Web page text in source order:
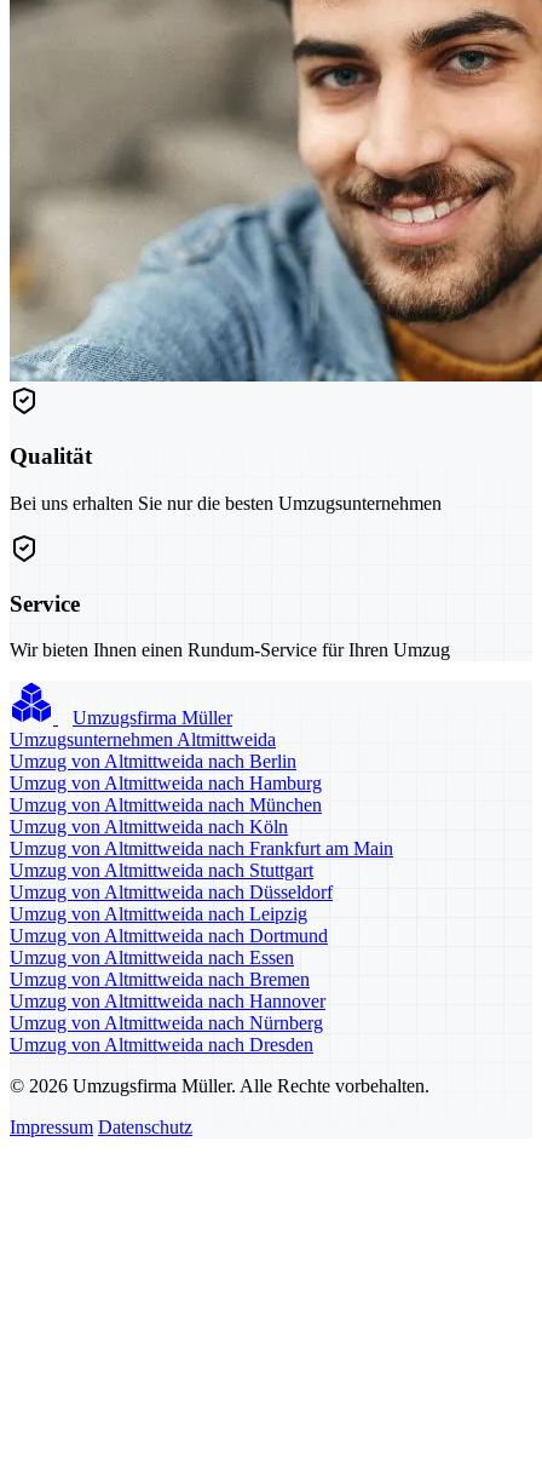
Qualität
Bei uns erhalten Sie nur die besten Umzugsunternehmen
Service
Wir bieten Ihnen einen Rundum-Service für Ihren Umzug
Umzugsfirma Müller
Umzugsunternehmen Altmittweida
Umzug von Altmittweida nach Berlin
Umzug von Altmittweida nach Hamburg
Umzug von Altmittweida nach München
Umzug von Altmittweida nach Köln
Umzug von Altmittweida nach Frankfurt am Main
Umzug von Altmittweida nach Stuttgart
Umzug von Altmittweida nach Düsseldorf
Umzug von Altmittweida nach Leipzig
Umzug von Altmittweida nach Dortmund
Umzug von Altmittweida nach Essen
Umzug von Altmittweida nach Bremen
Umzug von Altmittweida nach Hannover
Umzug von Altmittweida nach Nürnberg
Umzug von Altmittweida nach Dresden
© 2026 Umzugsfirma Müller. Alle Rechte vorbehalten.
Impressum Datenschutz